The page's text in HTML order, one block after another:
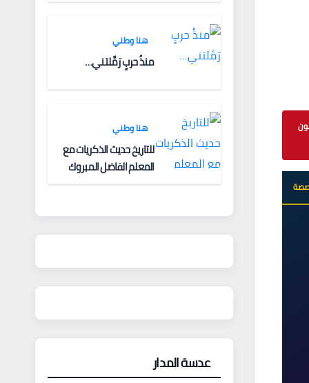
هنا وطني
منذُ حربٍ رَمَّلتني…
هنا وطني
للتاريخ حديث الذكريات مع
المعلم الفاضل المبروك
عدسة المدار